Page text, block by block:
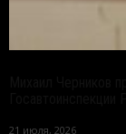
21 июля, 2026